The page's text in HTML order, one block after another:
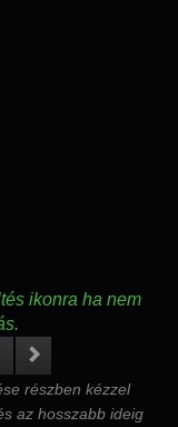
ikonra ha nem
részben kézzel
az hosszabb ideig